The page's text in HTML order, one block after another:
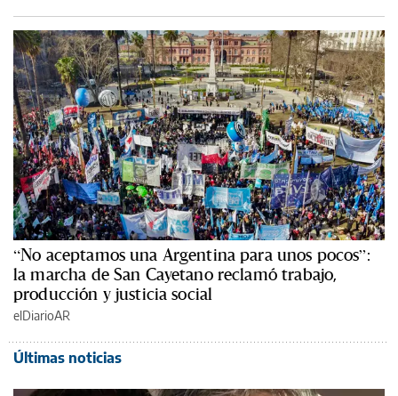
“No aceptamos una Argentina para unos pocos”:
la marcha de San Cayetano reclamó trabajo,
producción y justicia social
elDiarioAR
Últimas noticias